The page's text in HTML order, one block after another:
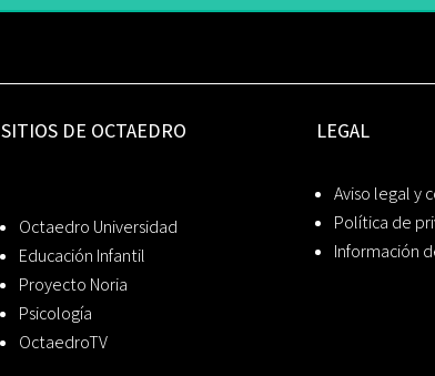
SITIOS DE OCTAEDRO
Octaedro Universidad
Educación Infantil
Proyecto Noria
Psicología
OctaedroTV
LEGAL
Aviso legal y
Política de
Información